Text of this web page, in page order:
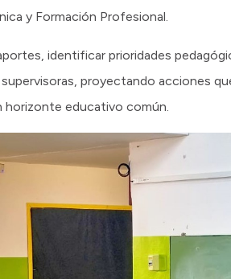
y Formación Profesional.
identificar prioridades
proyectando acciones
educativo común.